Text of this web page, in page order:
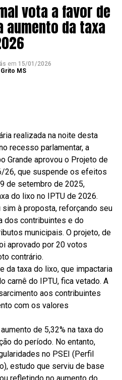
vota a favor de
da taxa
em 15/01/2026
MS
realizada na noite desta
recesso parlamentar, a
Grande aprovou o Projeto de
26, que suspende os efeitos
de setembro de 2025,
do lixo no IPTU de 2026.
sim à proposta, reforçando seu
dos contribuintes e do
municipais. O projeto, de
aprovado por 20 votos
contrário.
da taxa do lixo, que impactaria
carnê do IPTU, fica vetado. A
aos contribuintes
com os valores
de 5,32% na taxa do
do período. No entanto,
no PSEI (Perfil
estudo que serviu de base